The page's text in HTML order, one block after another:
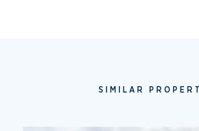
SIMILAR